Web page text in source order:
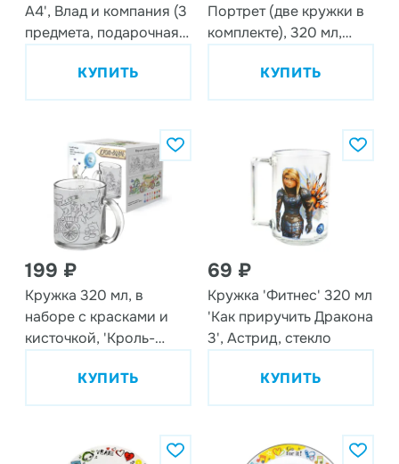
А4', Влад и компания (3
предмета, подарочная
КУПИТЬ
Портрет (две кружки в
комплекте), 320 мл,
КУПИТЬ
199 ₽
Кружка 320 мл, в
наборе с красками и
кисточкой, 'Кроль-
КУПИТЬ
69 ₽
Кружка 'Фитнес' 320 мл
'Как приручить Дракона
3', Астрид, стекло
КУПИТЬ